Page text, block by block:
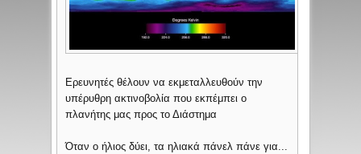
Ερευνητές θέλουν να εκμεταλλευθούν την
υπέρυθρη ακτινοβολία που εκπέμπει ο
πλανήτης μας προς το Διάστημα
Όταν ο ήλιος δύει, τα ηλιακά πάνελ πάνε για...